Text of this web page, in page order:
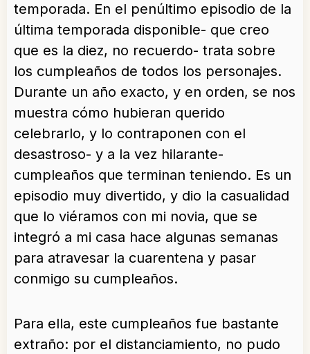
temporada. En el penúltimo episodio de la
última temporada disponible- que creo
que es la diez, no recuerdo- trata sobre
los cumpleaños de todos los personajes.
Durante un año exacto, y en orden, se nos
muestra cómo hubieran querido
celebrarlo, y lo contraponen con el
desastroso- y a la vez hilarante-
cumpleaños que terminan teniendo. Es un
episodio muy divertido, y dio la casualidad
que lo viéramos con mi novia, que se
integró a mi casa hace algunas semanas
para atravesar la cuarentena y pasar
conmigo su cumpleaños.
Para ella, este cumpleaños fue bastante
extraño: por el distanciamiento, no pudo